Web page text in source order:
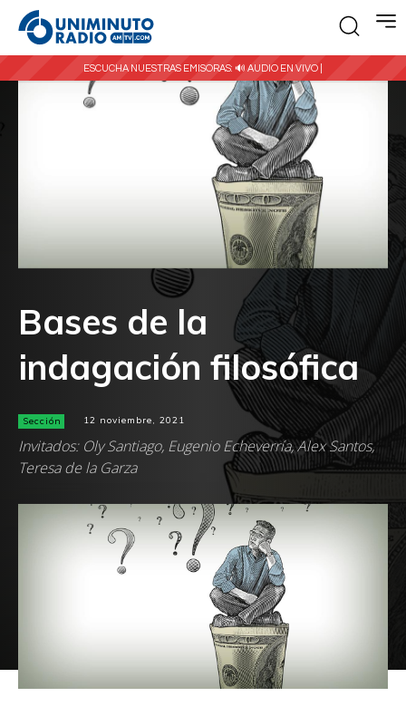
ESCUCHA NUESTRAS EMISORAS: 🔊 AUDIO EN VIVO |
Bases de la
indagación filosófica
Sección 12 noviembre, 2021
Invitados: Oly Santiago, Eugenio Echeverría, Alex Santos,
Teresa de la Garza